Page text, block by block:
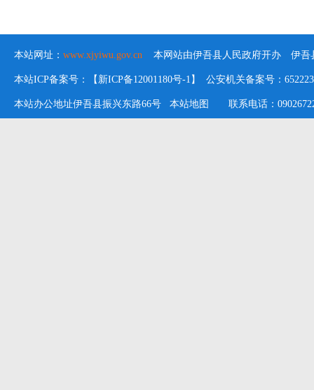
本站网址： www.xjyiwu.gov.cn 本网站由伊吾县人民政府开办 伊吾
本站ICP备案号：【新ICP备12001180号-1】 公安机关备案号：
本站办公地址伊吾县振兴东路66号 本站地图 联系电话：